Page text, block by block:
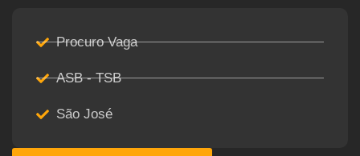
Procuro Vaga
ASB - TSB
São José